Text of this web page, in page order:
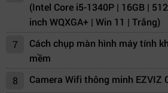
(Intel Core i5-1340P | 16GB |
inch WQXGA+ | Win 11 | Trắng)
7
Cách chụp màn hình máy tính
mềm
8
Camera Wifi thông minh EZVIZ